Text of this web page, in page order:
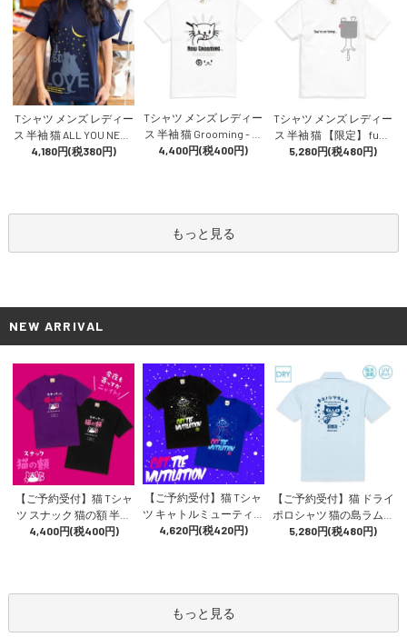
Tシャツ メンズ レディー
ス 半袖 猫 ALL YOU NEED
IS LOVE - ネイビー ネコ
4,180円(税380円)
Tシャツ メンズ レディー
ス 半袖 猫 Grooming - ホ
ワイト ネコ ねこ 猫柄 雑
4,400円(税400円)
Tシャツ メンズ レディー
ス 半袖 猫 【限定】 funn
y cat - ホワイト ネコ ねこ
5,280円(税480円)
もっと見る
NEW ARRIVAL
【ご予約受付】猫 Tシャ
ツ スナック 猫の額 半袖
メンズ レディース 昭和
4,400円(税400円)
【ご予約受付】猫 Tシャ
ツ キャトルミューティレ
ーション 半袖 メンズ レ
4,620円(税420円)
【ご予約受付】猫 ドライ
ポロシャツ 猫の島ラムネ
メンズ レディース 半袖
5,280円(税480円)
もっと見る